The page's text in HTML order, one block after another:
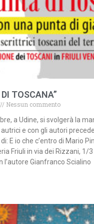
TOSCANA”
Nessun commento
a Udine, si svolgerà la
e con gli autori
E io che c’entro di Mario
Friuli in via dei Rizzani, 1/
l’autore Gianfranco Scialino